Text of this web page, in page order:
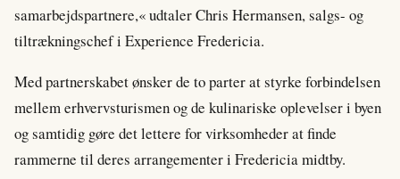
samarbejdspartnere,« udtaler Chris Hermansen, salgs- og
tiltrækningschef i Experience Fredericia.
Med partnerskabet ønsker de to parter at styrke forbindelsen
mellem erhvervsturismen og de kulinariske oplevelser i byen
og samtidig gøre det lettere for virksomheder at finde
rammerne til deres arrangementer i Fredericia midtby.